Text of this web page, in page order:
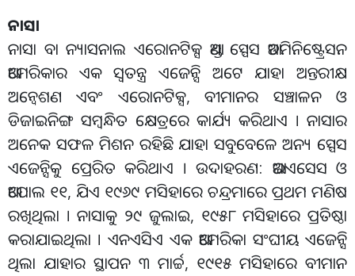
ନାସା
ନାସା ବା ନ୍ୟାସନାଲ ଏରୋନଟିକ୍ସ ଆଣ୍ଡ ସ୍ପେସ ଆଡମିନିଷ୍ଟ୍ରେସନ
ଆମେରିକାର ଏକ ସ୍ୱତନ୍ତ୍ର ଏଜେନ୍ସି ଅଟେ ଯାହା ଅନ୍ତରୀକ୍ଷ
ଅନ୍ୱେଶଣ ଏବଂ ଏରୋନଟିକ୍ସ, ବୀମାନର ସଞ୍ଚାଳନ ଓ
ଡିଜାଇନିଙ୍ଗ ସମ୍ବନ୍ଧିତ କ୍ଷେତ୍ରରେ କାର୍ଯ୍ୟ କରିଥାଏ । ନାସାର
ଅନେକ ସଫଳ ମିଶନ ରହିଛି ଯାହା ସବୁବେଳେ ଅନ୍ୟ ସ୍ପେସ
ଏଜେନ୍ସିକୁ ପ୍ରେରିତ କରିଥାଏ । ଉଦାହରଣ: ଆଇଏସେସ ଓ
ଆପୋଲ ୧୧, ଯିଏ ୧୯୬୯ ମସିହାରେ ଚନ୍ଦ୍ରମାରେ ପ୍ରଥମ ମଣିଷ
ରଖିଥିଲା । ନାସାକୁ ୨୯ ଜୁଲାଇ, ୧୯୫୮ ମସିହାରେ ପ୍ରତିଷ୍ଠା
କରାଯାଇଥିଲା । ଏନଏସିଏ ଏକ ଆମେରିକା ସଂଘୀୟ ଏଜେନ୍ସି
ଥିଲା ଯାହାର ସ୍ଥାପନ ୩ ମାର୍ଚ୍ଚ, ୧୯୧୫ ମସିହାରେ ବୀମାନ